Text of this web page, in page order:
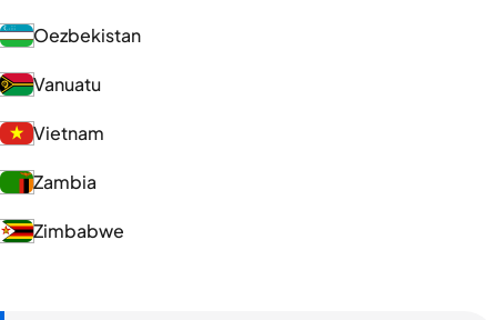
Oezbekistan
Vanuatu
Vietnam
Zambia
Zimbabwe